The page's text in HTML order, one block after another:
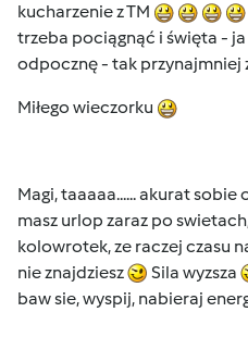
kucharzenie z TM
trzeba pociągnąć i święta -
odpocznę - tak przynajmniej
Miłego wieczorku
Magi, taaaaa...... akurat sobie
masz urlop zaraz po
kolowrotek, ze raczej czasu
nie znajdziesz
Sila wyzsza
baw sie, wyspij, nabieraj